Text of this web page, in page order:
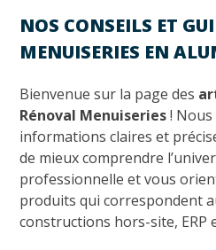
NOS CONSEILS ET
MENUISERIES EN
Bienvenue sur la page des
Rénoval Menuiseries!
informations claires et
de mieux comprendre
professionnelle et vous
produits qui correspondent
constructions hors-site, ERP